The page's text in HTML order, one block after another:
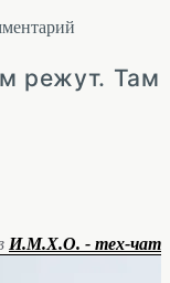
режут. Там
И.М.Х.О. - тех-чат